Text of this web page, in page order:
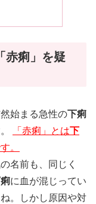
赤痢」を疑
始まる急性の下痢
「赤痢」とは下
。
名前も、同じく
に血が混じってい
。しかし原因や対